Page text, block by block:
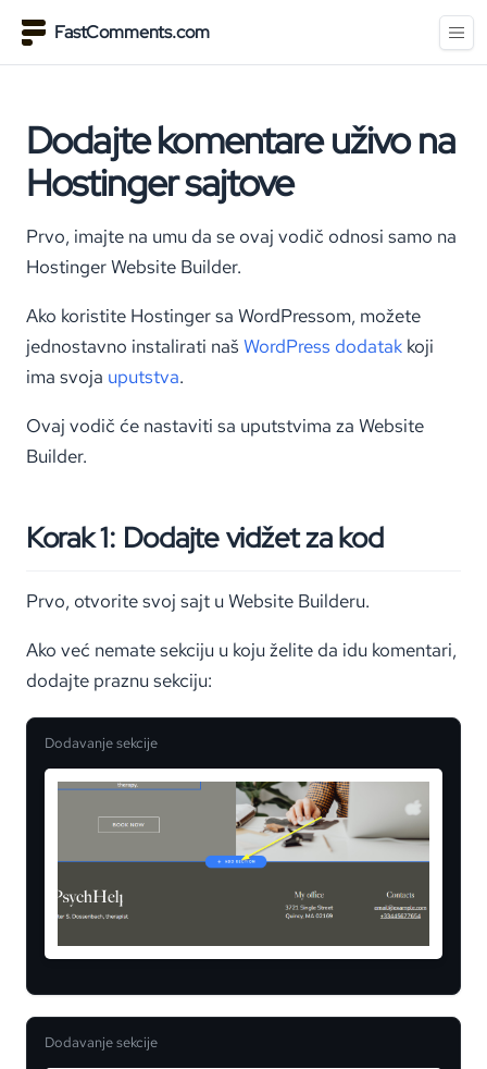
FastComments.com
Dodajte komentare uživo na
Hostinger sajtove
Prvo, imajte na umu da se ovaj vodič odnosi samo na
Hostinger Website Builder.
Ako koristite Hostinger sa WordPressom, možete
jednostavno instalirati naš WordPress dodatak koji
ima svoja uputstva.
Ovaj vodič će nastaviti sa uputstvima za Website
Builder.
Korak 1: Dodajte vidžet za kod
Prvo, otvorite svoj sajt u Website Builderu.
Ako već nemate sekciju u koju želite da idu komentari,
dodajte praznu sekciju:
Dodavanje sekcije
Dodavanje sekcije